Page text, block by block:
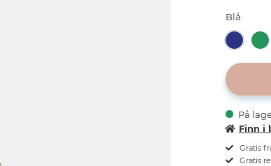
Blå
På
Finn i
Gratis
Gratis